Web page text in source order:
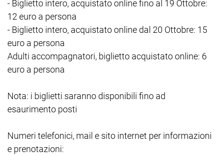
- Biglietto intero, acquistato online fino al 19 Ottobre:
12 euro a persona
- Biglietto intero, acquistato online dal 20 Ottobre: 15
euro a persona
Adulti accompagnatori, biglietto acquistato online: 6
euro a persona
Nota: i biglietti saranno disponibili fino ad
esaurimento posti
Numeri telefonici, mail e sito internet per informazioni
e prenotazioni: